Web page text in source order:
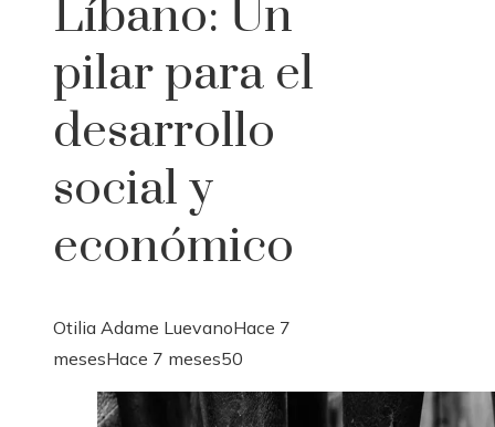
Líbano: Un
pilar para el
desarrollo
social y
económico
Otilia Adame LuevanoHace 7
mesesHace 7 meses50